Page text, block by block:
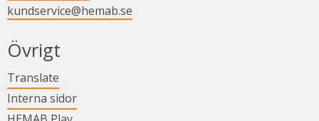
kundservice@hemab.se
Övrigt
Translate
Interna sidorLänk till annan webbplats.